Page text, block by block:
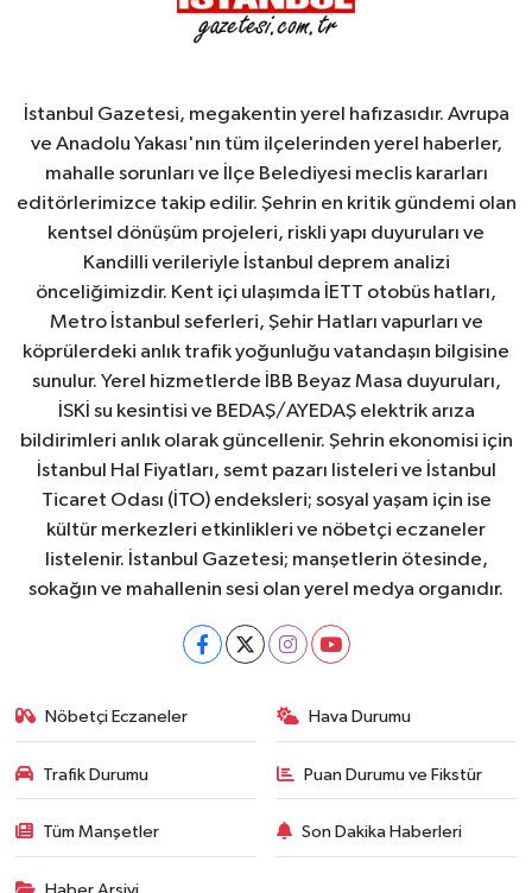
İstanbul Gazetesi, megakentin yerel hafızasıdır. Avrupa
ve Anadolu Yakası'nın tüm ilçelerinden yerel haberler,
mahalle sorunları ve İlçe Belediyesi meclis kararları
editörlerimizce takip edilir. Şehrin en kritik gündemi olan
kentsel dönüşüm projeleri, riskli yapı duyuruları ve
Kandilli verileriyle İstanbul deprem analizi
önceliğimizdir. Kent içi ulaşımda İETT otobüs hatları,
Metro İstanbul seferleri, Şehir Hatları vapurları ve
köprülerdeki anlık trafik yoğunluğu vatandaşın bilgisine
sunulur. Yerel hizmetlerde İBB Beyaz Masa duyuruları,
İSKİ su kesintisi ve BEDAŞ/AYEDAŞ elektrik arıza
bildirimleri anlık olarak güncellenir. Şehrin ekonomisi için
İstanbul Hal Fiyatları, semt pazarı listeleri ve İstanbul
Ticaret Odası (İTO) endeksleri; sosyal yaşam için ise
kültür merkezleri etkinlikleri ve nöbetçi eczaneler
listelenir. İstanbul Gazetesi; manşetlerin ötesinde,
sokağın ve mahallenin sesi olan yerel medya organıdır.
Nöbetçi Eczaneler Hava Durumu
Trafik Durumu Puan Durumu ve Fikstür
Tüm Manşetler Son Dakika Haberleri